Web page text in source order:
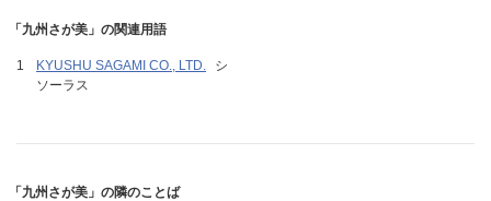
「九州さが美」の関連用語
KYUSHU SAGAMI CO., LTD.
シ
ソーラス
「九州さが美」の隣のことば